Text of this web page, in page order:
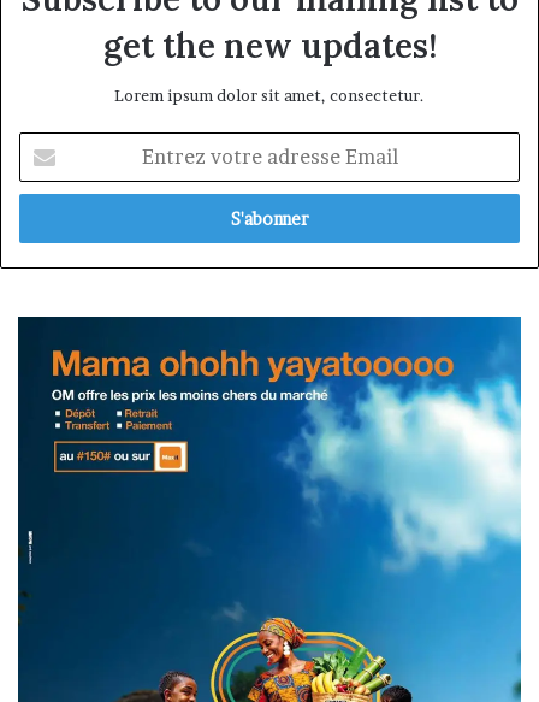
get the new updates!
Lorem ipsum dolor sit amet, consectetur.
votre
adresse